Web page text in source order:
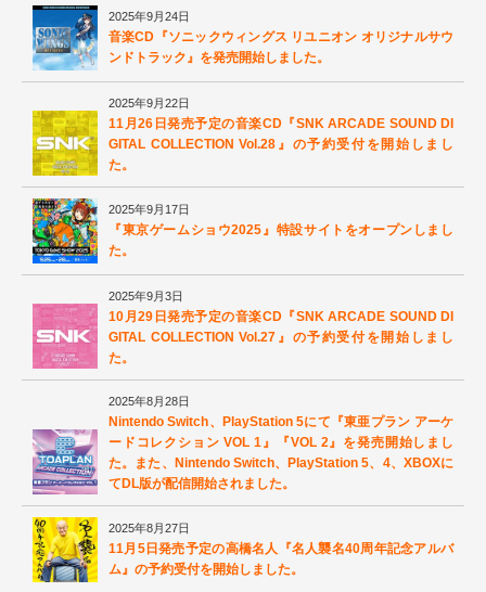
2025年9月24日
音楽CD『ソニックウィングス リユニオン オリジナルサウ
ンドトラック』を発売開始しました。
2025年9月22日
11月26日発売予定の音楽CD『SNK ARCADE SOUND DI
GITAL COLLECTION Vol.28』の予約受付を開始しまし
た。
2025年9月17日
『東京ゲームショウ2025』特設サイトをオープンしまし
た。
2025年9月3日
10月29日発売予定の音楽CD『SNK ARCADE SOUND DI
GITAL COLLECTION Vol.27』の予約受付を開始しまし
た。
2025年8月28日
Nintendo Switch、PlayStation 5にて『東亜プラン アーケ
ードコレクション VOL 1』『VOL 2』を発売開始しまし
た。また、Nintendo Switch、PlayStation 5、4、XBOXに
てDL版が配信開始されました。
2025年8月27日
11月5日発売予定の高橋名人『名人襲名40周年記念アルバ
ム』の予約受付を開始しました。